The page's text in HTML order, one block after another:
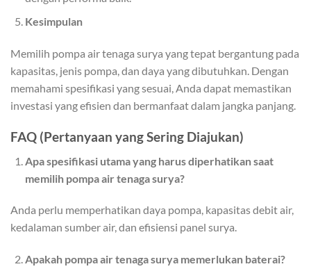
Kesimpulan
Memilih pompa air tenaga surya yang tepat bergantung pada
kapasitas, jenis pompa, dan daya yang dibutuhkan. Dengan
memahami spesifikasi yang sesuai, Anda dapat memastikan
investasi yang efisien dan bermanfaat dalam jangka panjang.
FAQ (Pertanyaan yang Sering Diajukan)
Apa spesifikasi utama yang harus diperhatikan saat
memilih pompa air tenaga surya?
Anda perlu memperhatikan daya pompa, kapasitas debit air,
kedalaman sumber air, dan efisiensi panel surya.
Apakah pompa air tenaga surya memerlukan baterai?